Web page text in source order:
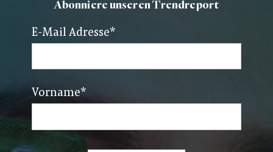
Abonniere unseren Trendreport
E-Mail Adresse*
Vorname*